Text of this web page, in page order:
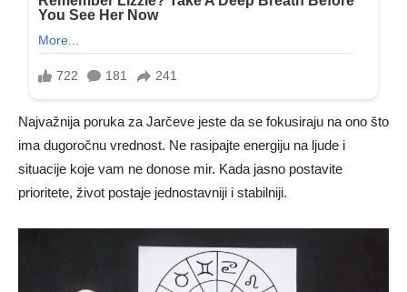
Najvažnija poruka za Jarčeve jeste da se fokusiraju na ono što
ima dugoročnu vrednost. Ne rasipajte energiju na ljude i
situacije koje vam ne donose mir. Kada jasno postavite
prioritete, život postaje jednostavniji i stabilniji.